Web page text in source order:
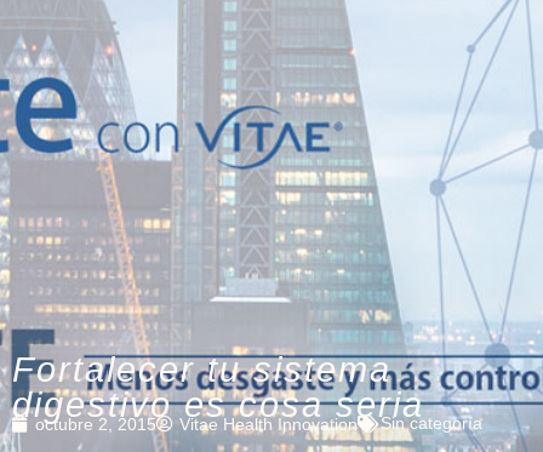
Fortalecer tu sistema
digestivo es cosa seria
octubre 2, 2015 Vitae Health Innovation Sin categoría